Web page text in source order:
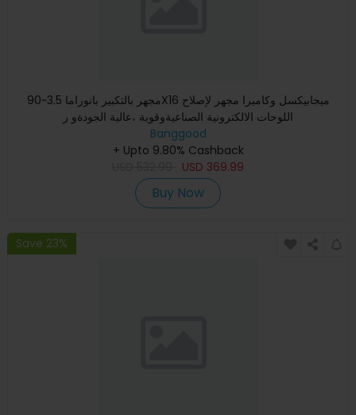
مجهر بالتكبير بانوراما 3.5~90X16 ميجابيكسل وكاميرا مجهر لإصلاح
اللوحات الالكترونية الصناعيةوقوية ،عالية الجودةو ر
Banggood
+ Upto 9.80% Cashback
USD 369.99
Buy Now
Save 23%